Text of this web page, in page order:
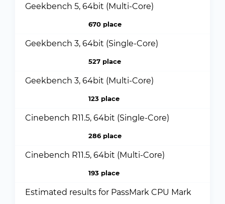
Geekbench 5, 64bit (Multi-Core)
670 place
Geekbench 3, 64bit (Single-Core)
527 place
Geekbench 3, 64bit (Multi-Core)
123 place
Cinebench R11.5, 64bit (Single-Core)
286 place
Cinebench R11.5, 64bit (Multi-Core)
193 place
Estimated results for PassMark CPU Mark